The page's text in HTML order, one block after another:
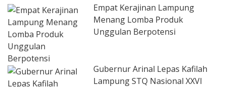
Empat Kerajinan Lampung
Menang Lomba Produk
Unggulan Berpotensi
Gubernur Arinal Lepas Kafilah
Lampung STQ Nasional XXVI